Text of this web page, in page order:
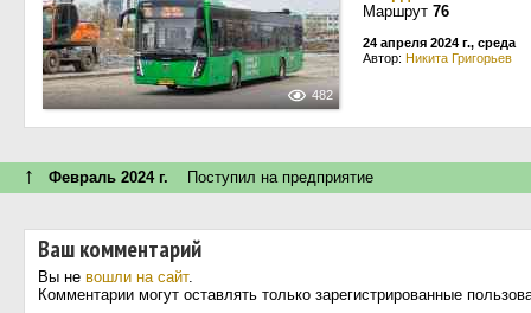
482
Маршрут 76
24 апреля 2024 г., среда
Автор: Никита Григорьев
↑ Февраль 2024 г. Поступил на предприятие
Ваш комментарий
Вы не вошли на сайт.
Комментарии могут оставлять только зарегистрированные